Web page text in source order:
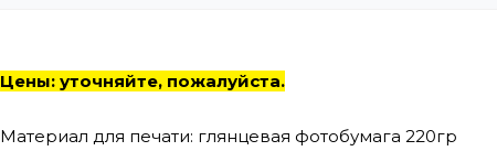
Цены: уточняйте, пожалуйста.
Материал для печати: глянцевая фотобумага 220гр